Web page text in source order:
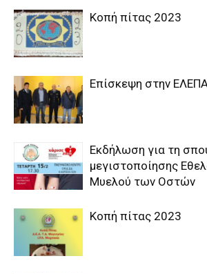
Κοπή πίτας 2023
Επίσκεψη στην
Εκδήλωση για τη
μεγιστοποίησης
Μυελού των Οστών
Κοπή πίτας 2023